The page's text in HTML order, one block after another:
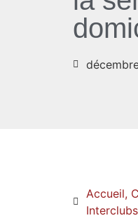
Accueil,
Interclubs